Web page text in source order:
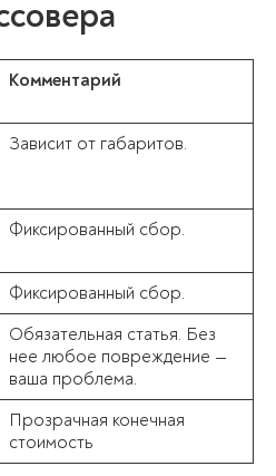
Комментарий
Зависит от габаритов.
Фиксированный сбор.
Фиксированный сбор.
Обязательная статья. Без
нее любое повреждение —
ваша проблема.
Прозрачная конечная
стоимость